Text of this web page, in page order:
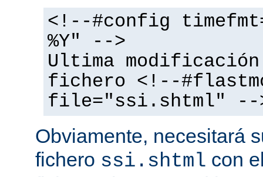
<!--#config
%Y" -->
Ultima
fichero <!--
file="ssi.shtml" --
Obviamente, necesitará
fichero ssi.shtml con